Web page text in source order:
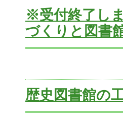
※受付終了し
づくりと図書
歴史図書館の